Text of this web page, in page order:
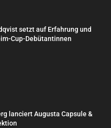
setzt auf Erfahrung und
Cup-Debütantinnen
lanciert Augusta Capsule &